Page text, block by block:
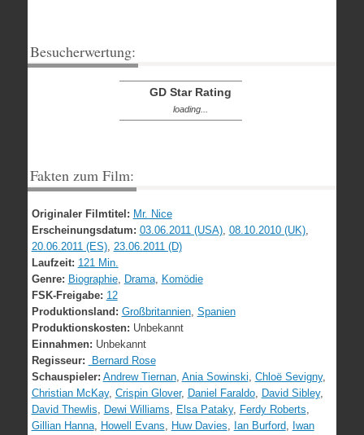
Besucherwertung:
GD Star Rating
loading...
Fakten zum Film:
Originaler Filmtitel: Mr. Nice
Erscheinungsdatum: 03.06.2011 (USA), 08.10.2010 (UK),
20.06.2011 (ES), 23.06.2011 (D)
Laufzeit: 121 Min.
Genre: Biographie, Drama, Komödie
FSK-Freigabe: 12
Produktionsland: Großbritannien, Spanien
Produktionskosten: Unbekannt
Einnahmen: Unbekannt
Regisseur:
Bernard Rose
Schauspieler: Andrew Tiernan, Ania Sowinski, Chloë Sevigny,
Christian McKay, Crispin Glover, Daniel Faraldo, David Sibley,
David Thewlis, Dewi Williams, Elsa Pataky, Ferdy Roberts,
Gillian Hanna, Howell Evans, Huw Davies, Ian Burford, Iwan